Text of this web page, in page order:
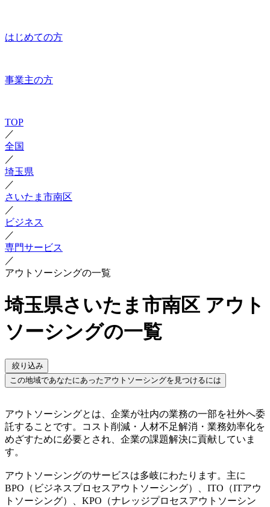
はじめての方
事業主の方
TOP
／
全国
／
埼玉県
／
さいたま市南区
／
ビジネス
／
専門サービス
／
アウトソーシングの一覧
埼玉県さいたま市南区 アウト
ソーシングの一覧
絞り込み
この地域であなたにあったアウトソーシングを見つけるには
アウトソーシングとは、企業が社内の業務の一部を社外へ委
託することです。コスト削減・人材不足解消・業務効率化を
めざすために必要とされ、企業の課題解決に貢献していま
す。
アウトソーシングのサービスは多岐にわたります。主に
BPO（ビジネスプロセスアウトソーシング）、ITO（ITアウ
トソーシング）、KPO（ナレッジプロセスアウトソーシン